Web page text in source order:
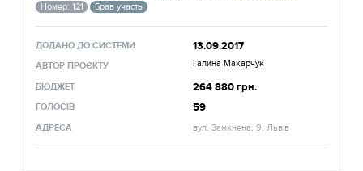
Номер: 121 Брав участь
ДОДАНО ДО СИСТЕМИ 13.09.2017
АВТОР ПРОЄКТУ Галина Макарчук
БЮДЖЕТ 264 880 грн.
ГОЛОСІВ 59
АДРЕСА вул. Замкнена, 9, Львів